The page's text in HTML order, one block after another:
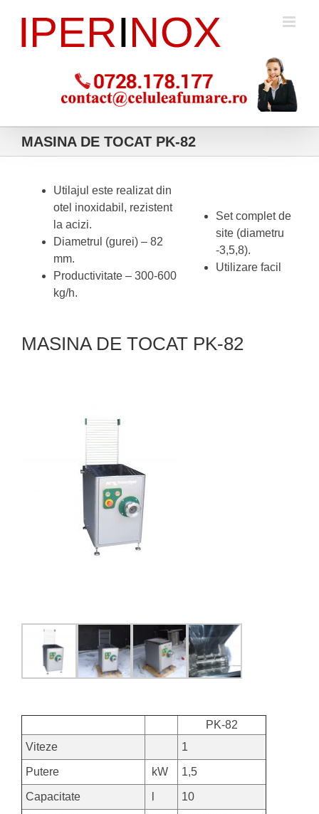
MASINA DE TOCAT PK-82
Utilajul este realizat din
otel inoxidabil, rezistent
la acizi.
Diametrul (gurei) – 82
mm.
Productivitate – 300-600
kg/h.
Set complet de
site (diametru
-3,5,8).
Utilizare facil
MASINA DE TOCAT PK-82
PK-82
Viteze
1
Putere kW 1,5
Capacitate 10